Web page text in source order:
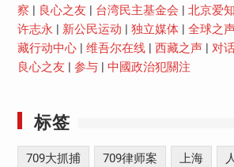
察
良心之友 台湾民主基金会 北京爱
许志永
新公民运动 独立媒体| 全球之
藏行动中心| 维吾尔在线| 西藏之声| 对
良心之友
参与| 中國政治犯關注
标签
709大抓捕 709律师案 上海